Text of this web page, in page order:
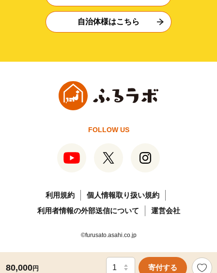
80,000円 寄付する
自治体様はこちら
FOLLOW US
利用規約
個人情報取り扱い規約
利用者情報の外部送信について
運営会社
©furusato.asahi.co.jp